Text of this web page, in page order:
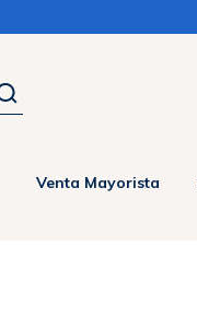
Venta Mayorista